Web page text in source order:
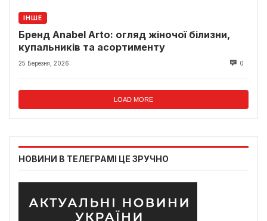
ІНШЕ
Бренд Anabel Arto: огляд жіночої білизни,
купальників та асортименту
25 Березня, 2026 0
LOAD MORE
НОВИНИ В ТЕЛЕГРАМІ ЦЕ ЗРУЧНО